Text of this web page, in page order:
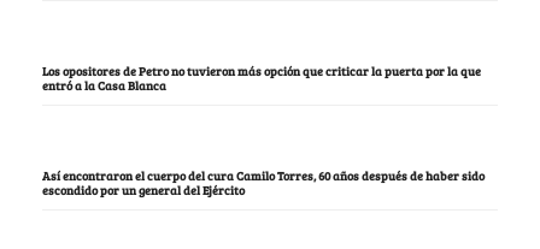
Los opositores de Petro no tuvieron más opción que criticar la puerta por la que
entró a la Casa Blanca
Así encontraron el cuerpo del cura Camilo Torres, 60 años después de haber sido
escondido por un general del Ejército